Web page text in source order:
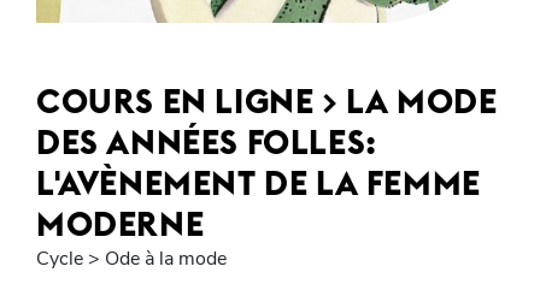
COURS EN LIGNE > LA MODE
DES ANNÉES FOLLES:
L'AVÈNEMENT DE LA FEMME
MODERNE
Cycle > Ode à la mode